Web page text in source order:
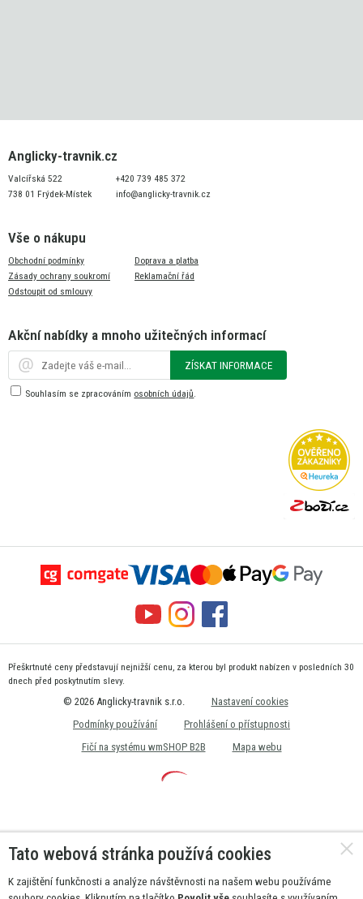
Anglicky-travnik.cz
Valcířská 522
738 01 Frýdek-Místek
+420 739 485 372
info@anglicky-travnik.cz
Vše o nákupu
Obchodní podmínky
Zásady ochrany soukromí
Odstoupit od smlouvy
Doprava a platba
Reklamační řád
Akční nabídky a mnoho užitečných informací
ZÍSKAT INFORMACE
Souhlasím se zpracováním osobních údajů
Přeškrtnuté ceny představují nejnižší cenu, za kterou byl produkt nabízen v posledních 30
dnech před poskytnutím slevy.
© 2026 Anglicky-travnik s.r.o.
Nastavení cookies
Podmínky používání
Prohlášení o přístupnosti
Fičí na systému wmSHOP B2B
Mapa webu
Tato webová stránka používá cookies
K zajištění funkčnosti a analýze návštěvnosti na našem webu používáme